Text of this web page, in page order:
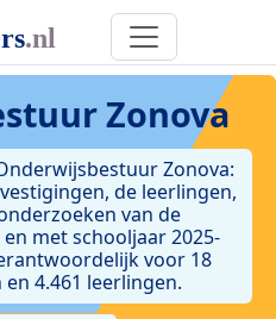
Zonova
Zonova:
de leerlingen,
van de
met schooljaar 2025-
voor 18
4.461 leerlingen.